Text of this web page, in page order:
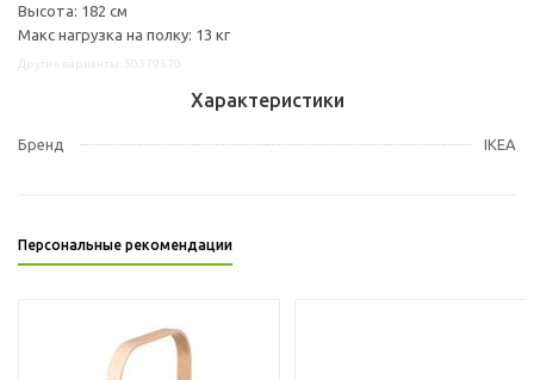
Высота: 182 см
Макс нагрузка на полку: 13 кг
Характеристики
Бренд IKEA
Персональные рекомендации